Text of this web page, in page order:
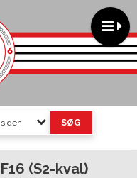
(S2-kval)